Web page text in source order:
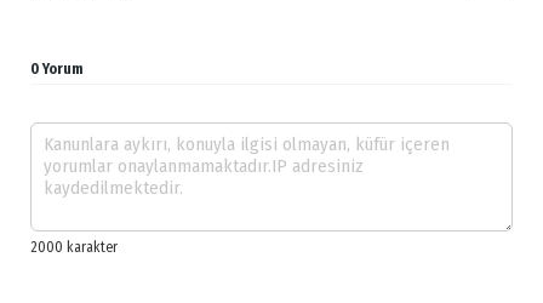
0 Yorum